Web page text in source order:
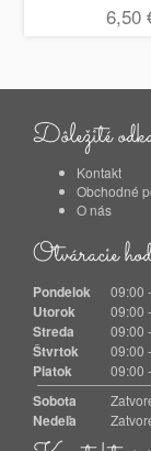
6,50
Dôležité
Kontakt
Obchodné
O nás
Otváracie
Pondelok 09:00
Utorok 09:00
Streda 09:00
Štvrtok 09:00
Piatok 09:00
Sobota
Nedeľa